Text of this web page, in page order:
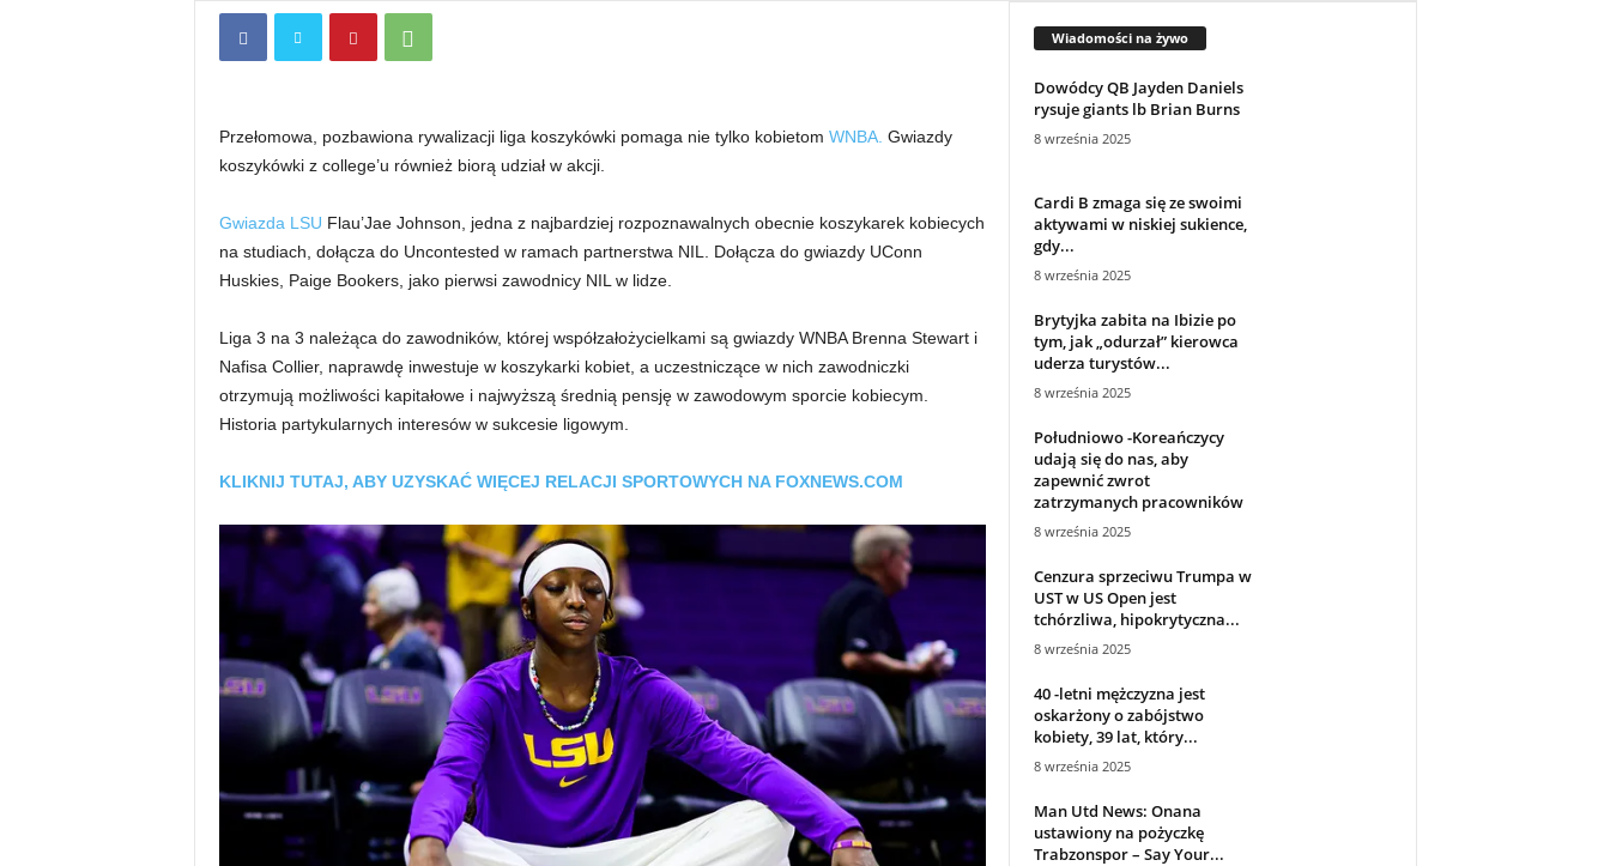
Przełomowa, pozbawiona rywalizacji liga koszykówki pomaga nie tylko kobietom WNBA. Gwiazdy
koszykówki z college’u również biorą udział w akcji.
Gwiazda LSU Flau’Jae Johnson, jedna z najbardziej rozpoznawalnych obecnie koszykarek kobiecych
na studiach, dołącza do Uncontested w ramach partnerstwa NIL. Dołącza do gwiazdy UConn
Huskies, Paige Bookers, jako pierwsi zawodnicy NIL w lidze.
Liga 3 na 3 należąca do zawodników, której współzałożycielkami są gwiazdy WNBA Brenna Stewart i
Nafisa Collier, naprawdę inwestuje w koszykarki kobiet, a uczestniczące w nich zawodniczki
otrzymują możliwości kapitałowe i najwyższą średnią pensję w zawodowym sporcie kobiecym.
Historia partykularnych interesów w sukcesie ligowym.
KLIKNIJ TUTAJ, ABY UZYSKAĆ ​​WIĘCEJ RELACJI SPORTOWYCH NA FOXNEWS.COM
Wiadomości na żywo
Dowódcy QB Jayden Daniels
rysuje giants lb Brian Burns
8 września 2025
Cardi B zmaga się ze swoimi
aktywami w niskiej sukience,
gdy...
8 września 2025
Brytyjka zabita na Ibizie po
tym, jak „odurzał” kierowca
uderza turystów...
8 września 2025
Południowo -Koreańczycy
udają się do nas, aby
zapewnić zwrot
zatrzymanych pracowników
8 września 2025
Cenzura sprzeciwu Trumpa w
UST w US Open jest
tchórzliwa, hipokrytyczna...
8 września 2025
40 -letni mężczyzna jest
oskarżony o zabójstwo
kobiety, 39 lat, który...
8 września 2025
Man Utd News: Onana
ustawiony na pożyczkę
Trabzonspor – Say Your...